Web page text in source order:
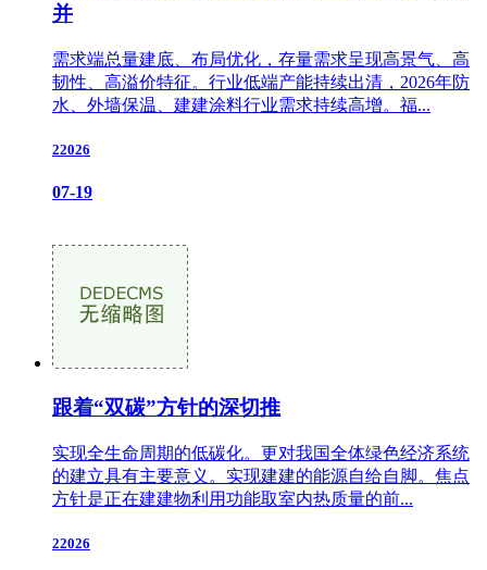
并
需求端总量建底、布局优化，存量需求呈现高景气、高
韧性、高溢价特征。行业低端产能持续出清，2026年防
水、外墙保温、建建涂料行业需求持续高增。福...
22026
07-19
跟着“双碳”方针的深切推
实现全生命周期的低碳化。更对我国全体绿色经济系统
的建立具有主要意义。实现建建的能源自给自脚。焦点
方针是正在建建物利用功能取室内热质量的前...
22026